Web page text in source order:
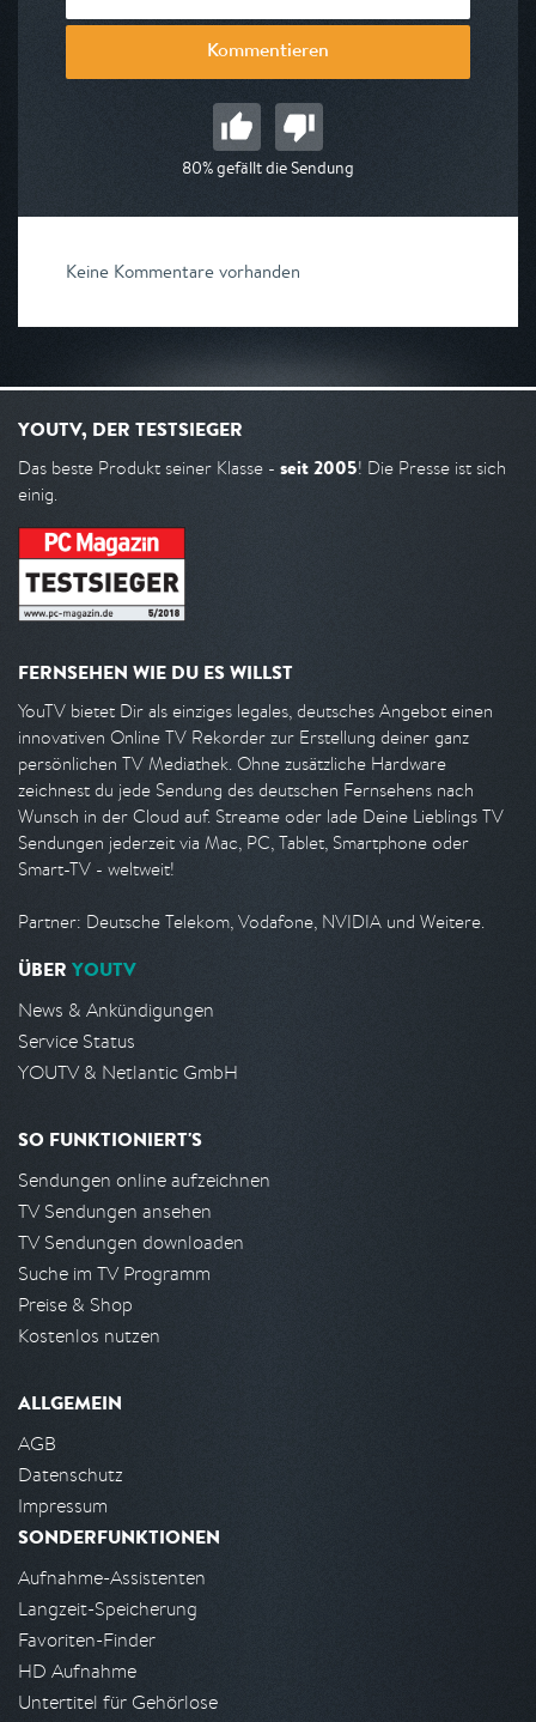
Kommentieren
80% gefällt die Sendung
Keine Kommentare vorhanden
YOUTV, DER TESTSIEGER
Das beste Produkt seiner Klasse - seit 2005! Die Presse ist sich
einig.
FERNSEHEN WIE DU ES WILLST
YouTV bietet Dir als einziges legales, deutsches Angebot einen
innovativen Online TV Rekorder zur Erstellung deiner ganz
persönlichen TV Mediathek. Ohne zusätzliche Hardware
zeichnest du jede Sendung des deutschen Fernsehens nach
Wunsch in der Cloud auf. Streame oder lade Deine Lieblings TV
Sendungen jederzeit via Mac, PC, Tablet, Smartphone oder
Smart-TV - weltweit!
Partner: Deutsche Telekom, Vodafone, NVIDIA und Weitere.
ÜBER YOUTV
News & Ankündigungen
Service Status
YOUTV & Netlantic GmbH
SO FUNKTIONIERT'S
Sendungen online aufzeichnen
TV Sendungen ansehen
TV Sendungen downloaden
Suche im TV Programm
Preise & Shop
Kostenlos nutzen
ALLGEMEIN
AGB
Datenschutz
Impressum
SONDERFUNKTIONEN
Aufnahme-Assistenten
Langzeit-Speicherung
Favoriten-Finder
HD Aufnahme
Untertitel für Gehörlose